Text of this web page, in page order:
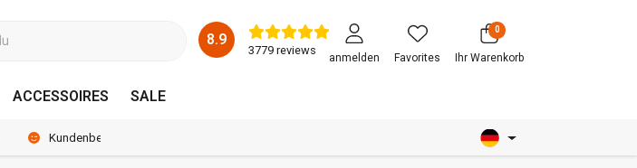
8.9
3779 reviews
anmelden Favorites
0
Ihr Warenkorb
ACCESSOIRES SALE
Kundenbewertung 8.9 /10